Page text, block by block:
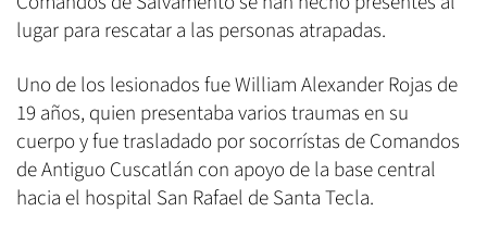
lugar para rescatar a las personas atrapadas.
Uno de los lesionados fue William Alexander Rojas de
19 años, quien presentaba varios traumas en su
cuerpo y fue trasladado por socorrístas de Comandos
de Antiguo Cuscatlán con apoyo de la base central
hacia el hospital San Rafael de Santa Tecla.